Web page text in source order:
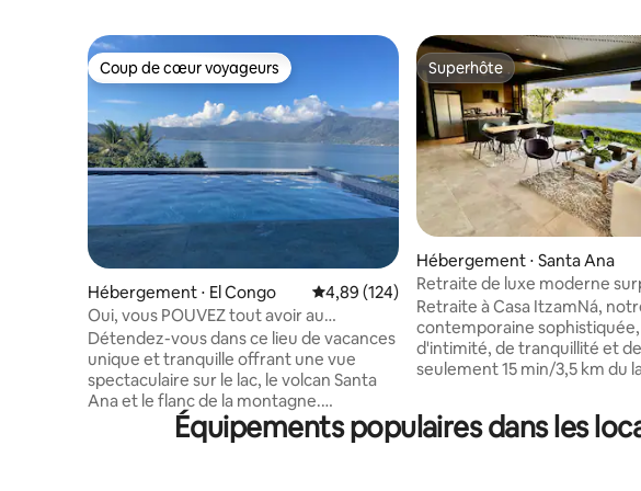
Coup de cœur voyageurs
Coup de cœur voyageurs
Hébergement ⋅ El Congo Évaluation moyenne sur la base de 124
4,89 (124)
Oui, vous POUVEZ tout avoir au
Lago de Coatepeque
Détendez-vous dans ce lieu de vacances
unique et tranquille offrant une vue
spectaculaire sur le lac, le volcan Santa
Ana et le flanc de la montagne.
Rafraîchissez-vous dans la piscine à
débordement ou testez vos talents
Superhôte
Superhôte
Hébergement ⋅ Santa Ana
Retraite de luxe moderne
lac Coatepeque
Retraite à Casa ItzamNá,
contemporaine
d'intimité, de tranquillité et
seulement 15 min/3,5 km du
imprenable sur le lac, des
spacieux et des
Équipements populaires dans les